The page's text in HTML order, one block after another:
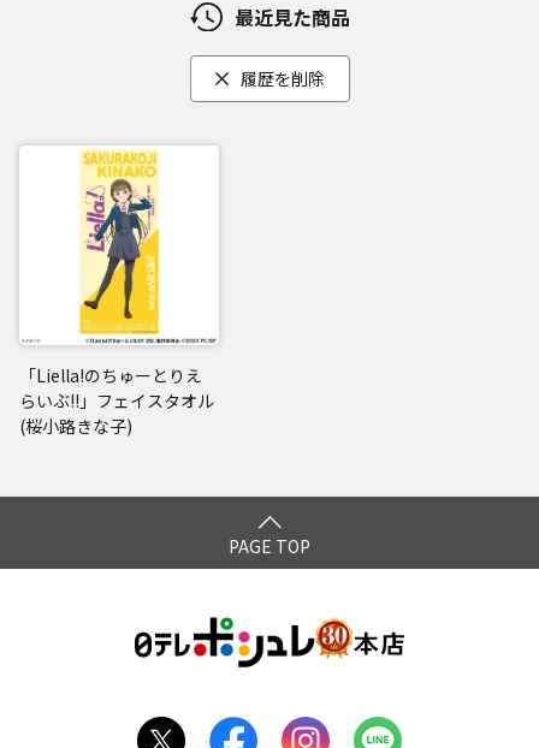
最近見た商品
履歴を削除
「Liella!のちゅーとりえ
らいぶ!!」フェイスタオル
(桜小路きな子)
PAGE TOP